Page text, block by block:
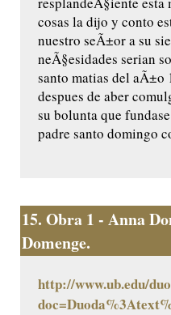
cosas la dijo y conto
nuestro seÃ±or a su
neÃ§esidades serian
santo matias del
despues de aber
su bolunta que
padre santo domingo
15. Obra 1 - Anna
Domenge.
http://www.ub.edu/